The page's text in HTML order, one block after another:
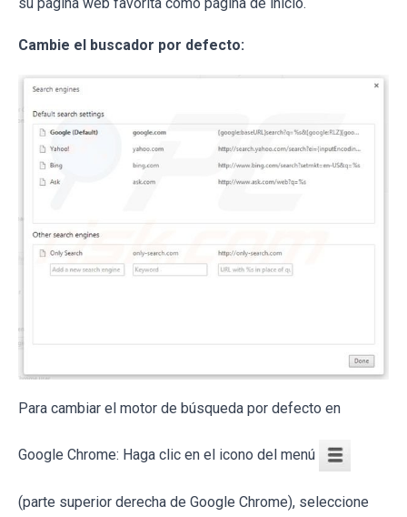
Cambie el buscador por defecto:
Para cambiar el motor de búsqueda por defecto en
Google Chrome: Haga clic en el icono del menú
(parte superior derecha de Google Chrome), seleccione